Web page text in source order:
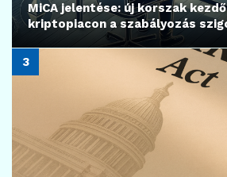
MiCA jelentése: új korszak
kriptopiacon a szabályozás